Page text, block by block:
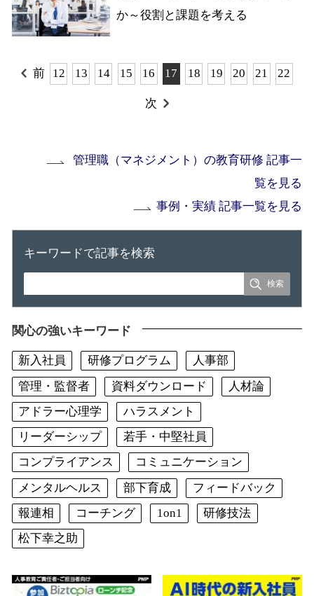
か～役割と課題を考える
前 12 13 14 15 16 17 18 19 20 21 22
次
管理職（マネジメント）の教育研修 記事一
覧を見る
事例・実績 記事一覧を見る
キーワードで記事を検索
関心の強いキーワード
新入社員 研修プログラム
人事部
管理・監督者
資料ダウンロード
人材論
アドラー心理学
ハラスメント
リーダーシップ
若手・中堅社員
コンプライアンス
コミュニケーション
メンタルヘルス
部下育成
フィードバック
報連相
コーチング 1on1
研修技法
松下幸之助